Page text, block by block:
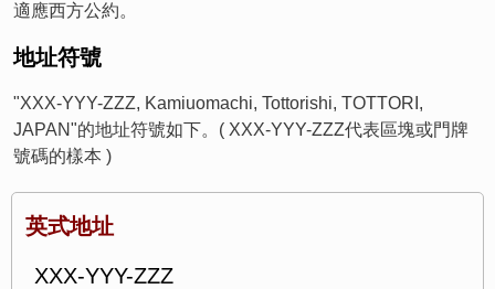
適應西方公約。
地址符號
"XXX-YYY-ZZZ, Kamiuomachi, Tottorishi, TOTTORI,
JAPAN"的地址符號如下。( XXX-YYY-ZZZ代表區塊或門牌
號碼的樣本 )
英式地址
XXX-YYY-ZZZ